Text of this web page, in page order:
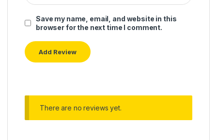
Save my name, email, and website in this
browser for the next time I comment.
There are no reviews yet.